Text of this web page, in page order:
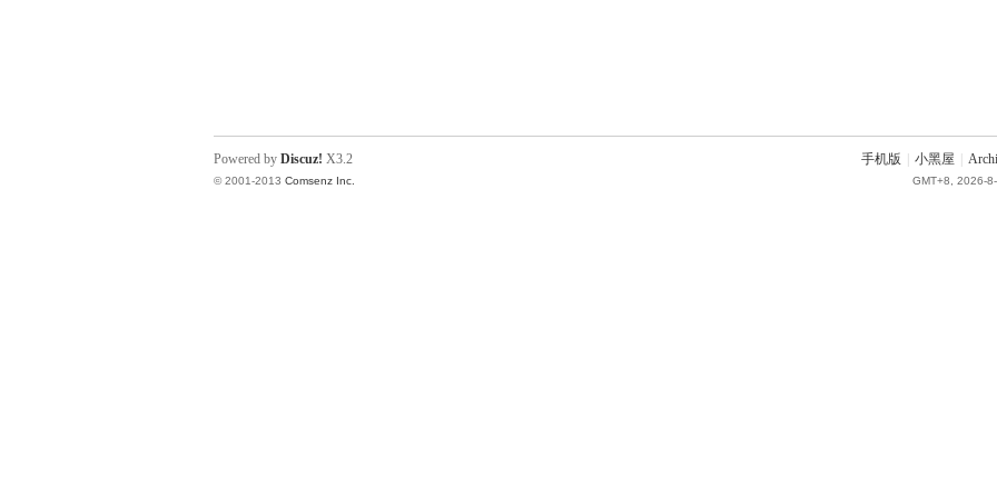
手机版 小黑屋
GMT+8, 2026-
Powered by Discuz! X3.2
© 2001-2013 Comsenz Inc.